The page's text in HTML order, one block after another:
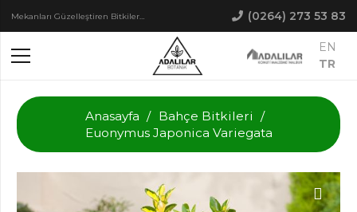
Mekanları Güzelleştiren Bitkiler… (0264) 273 53 83
EN
TR
Anasayfa / Bahçe Bitkileri /
Euonymus Japonica Variegata